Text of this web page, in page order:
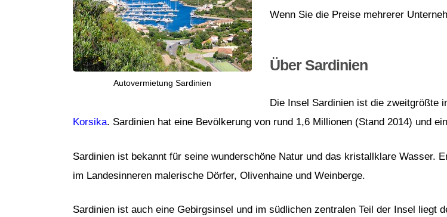
Autovermietung Sardinien
Wenn Sie die Preise mehrerer
Über Sardinien
Die Insel Sardinien ist die zweitgrößte
Korsika. Sardinien hat eine Bevölkerung von rund 1,6 Millionen (Stand 2014) und
Sardinien ist bekannt für seine wunderschöne Natur und das kristallklare Wasser.
im Landesinneren malerische Dörfer, Olivenhaine und Weinberge.
Sardinien ist auch eine Gebirgsinsel und im südlichen zentralen Teil der Insel liegt